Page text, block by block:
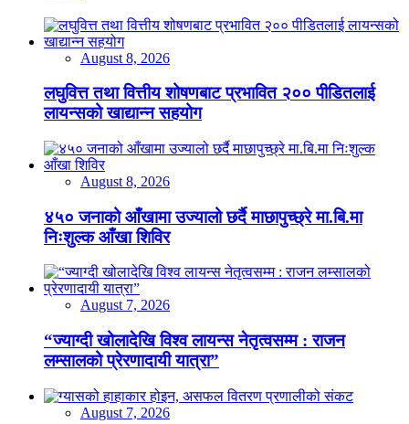
August 8, 2026
लघुवित्त तथा वित्तीय शोषणबाट प्रभावित २०० पीडितलाई
लायन्सको खाद्यान्न सहयोग
August 8, 2026
४५० जनाको आँखामा उज्यालो छर्दै माछापुच्छ्रे मा.बि.मा
निःशुल्क आँखा शिविर
August 7, 2026
“ज्याग्दी खोलादेखि विश्व लायन्स नेतृत्वसम्म : राजन
लम्सालको प्रेरणादायी यात्रा”
August 7, 2026